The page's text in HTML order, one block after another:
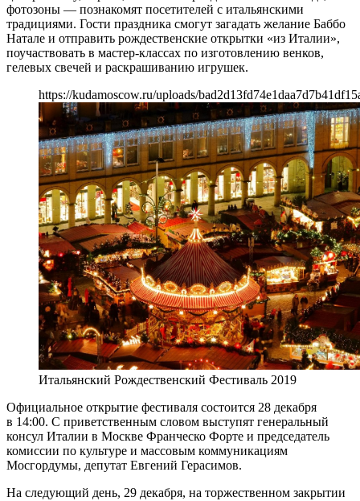
фотозоны — познакомят посетителей с итальянскими
традициями. Гости праздника смогут загадать желание Баббо
Натале и отправить рождественские открытки «из Италии»,
поучаствовать в мастер-классах по изготовлению венков,
гелевых свечей и раскрашиванию игрушек.
https://kudamoscow.ru/uploads/
Итальянский Рождественский Фестиваль 2019
Официальное открытие фестиваля состоится 28 декабря
в 14:00. С приветственным словом выступят генеральный
консул Италии в Москве Франческо Форте и председатель
комиссии по культуре и массовым коммуникациям
Мосгордумы, депутат Евгений Герасимов.
На следующий день, 29 декабря, на торжественном закрытии